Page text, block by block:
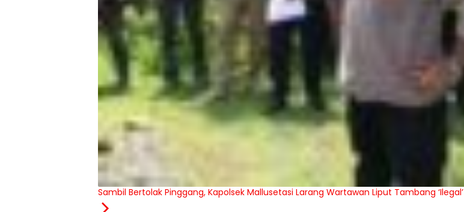
Sambil Bertolak Pinggang, Kapolsek Mallusetasi Larang Wartawan Liput Tambang ‘Ilegal’